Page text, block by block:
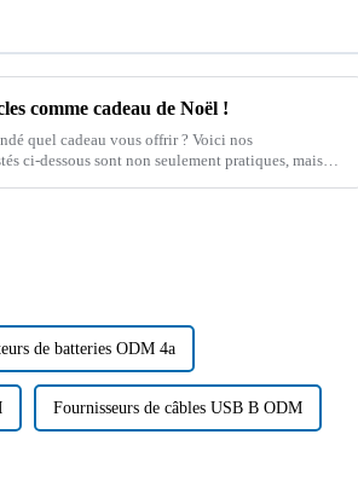
comme cadeau de Noël !
quel cadeau vous offrir ? Voici nos
ci-dessous sont non seulement pratiques, mais
de batteries ODM 4a
Fournisseurs de câbles USB B ODM